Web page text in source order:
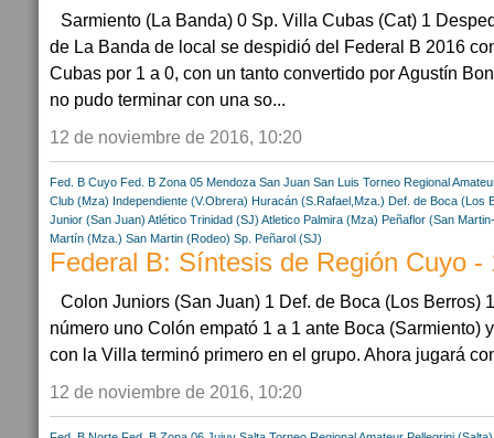
Sarmiento (La Banda) 0 Sp. Villa Cubas (Cat) 1
de La Banda de local se despidió del Federal B 2016
Cubas por 1 a 0, con un tanto convertido por Agustín
no pudo terminar con una so...
12 de noviembre de 2016, 10:20
Fed. B Cuyo Fed. B Zona 05 Mendoza San Juan San Luis Torneo Regional
Club (Mza) Independiente (V.Obrera) Huracán (S.Rafael,Mza.) Def. de Boca (Los
Junior (San Juan) Atlético Trinidad (SJ) Atletico Palmira (Mza) Peñaflor (San
Martín (Mza.) San Martin (Rodeo) Sp. Peñarol (SJ)
Federal B: Síntesis de Región Cuyo -
Colon Juniors (San Juan) 1 Def. de Boca (Los Berros)
número uno Colón empató 1 a 1 ante Boca (Sarmiento)
con la Villa terminó primero en el grupo. Ahora jugará
12 de noviembre de 2016, 10:20